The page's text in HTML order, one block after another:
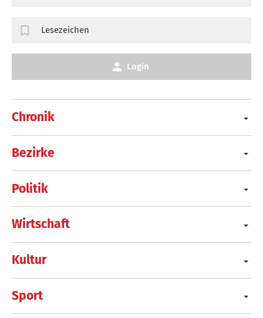
Chronik
Bezirke
Politik
Wirtschaft
Kultur
Sport
Lesezeichen
Login